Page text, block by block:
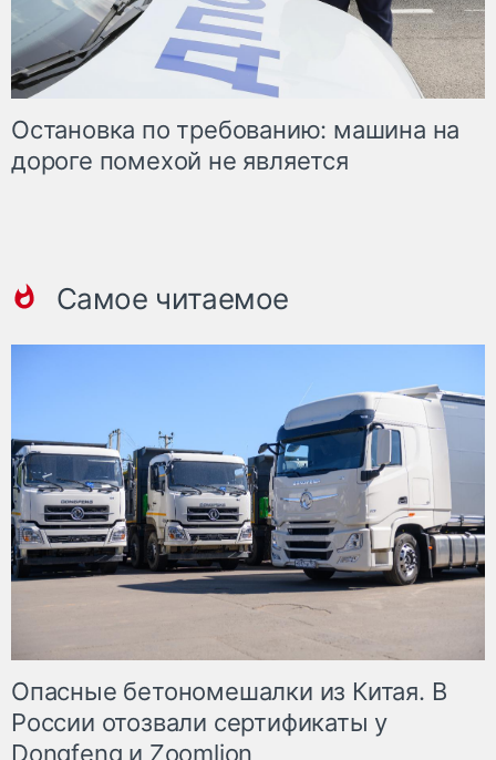
Остановка по требованию: машина на
дороге помехой не является
Самое читаемое
Опасные бетономешалки из Китая. В
России отозвали сертификаты у
Dongfeng и Zoomlion